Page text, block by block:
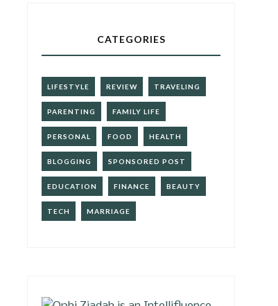
CATEGORIES
LIFESTYLE REVIEW TRAVELING
PARENTING FAMILY LIFE
PERSONAL FOOD HEALTH
BLOGGING SPONSORED POST
EDUCATION FINANCE BEAUTY
TECH MARRIAGE